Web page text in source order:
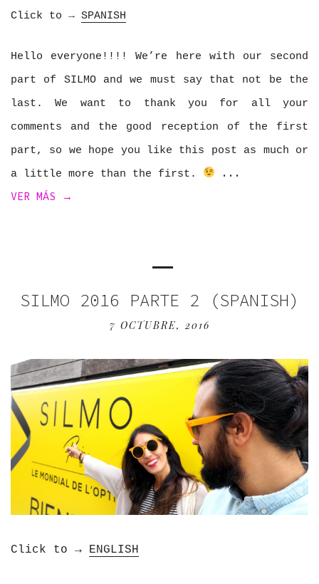
Click to → SPANISH
Hello everyone!!!! We’re here with our second
part of SILMO and we must say that not be the
last. We want to thank you for all your
comments and the good reception of the first
part, so we hope you like this post as much or
a little more than the first.
VER MÁS →
SILMO 2016 PARTE 2 (SPANISH)
7 OCTUBRE, 2016
Click to → ENGLISH